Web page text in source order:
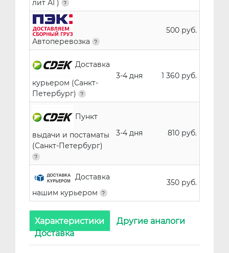
лит АГ)
Автоперевозка
500 руб.
Доставка
курьером (Санкт-
Петербург)
3-4 дня 1 360 руб.
Пункт
выдачи и постаматы
(Санкт-Петербург)
3-4 дня 810 руб.
Доставка
нашим курьером
350 руб.
Характеристики
Другие аналоги
Доставка